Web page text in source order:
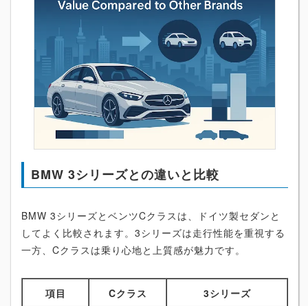
BMW 3シリーズとの違いと比較
BMW 3シリーズとベンツCクラスは、ドイツ製セダンと
してよく比較されます。3シリーズは走行性能を重視する
一方、Cクラスは乗り心地と上質感が魅力です。
項目 Cクラス 3シリーズ